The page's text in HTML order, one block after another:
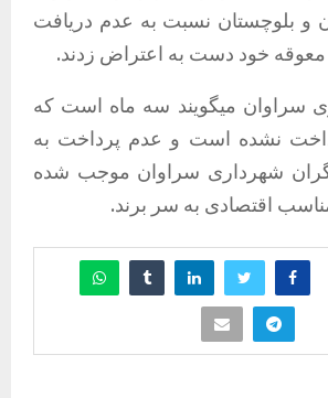
و بلوچستان نسبت به عدم دریافت
خود دست به اعتراض زدند.
سراوان میگویند سه ماه است که
نشده است و عدم پرداخت به
شهرداری سراوان موجب شده
اقتصادی به سر برند.